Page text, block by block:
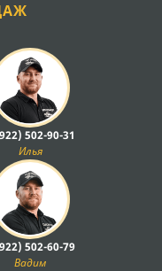
502-90-31
Илья
502-60-79
Вадим